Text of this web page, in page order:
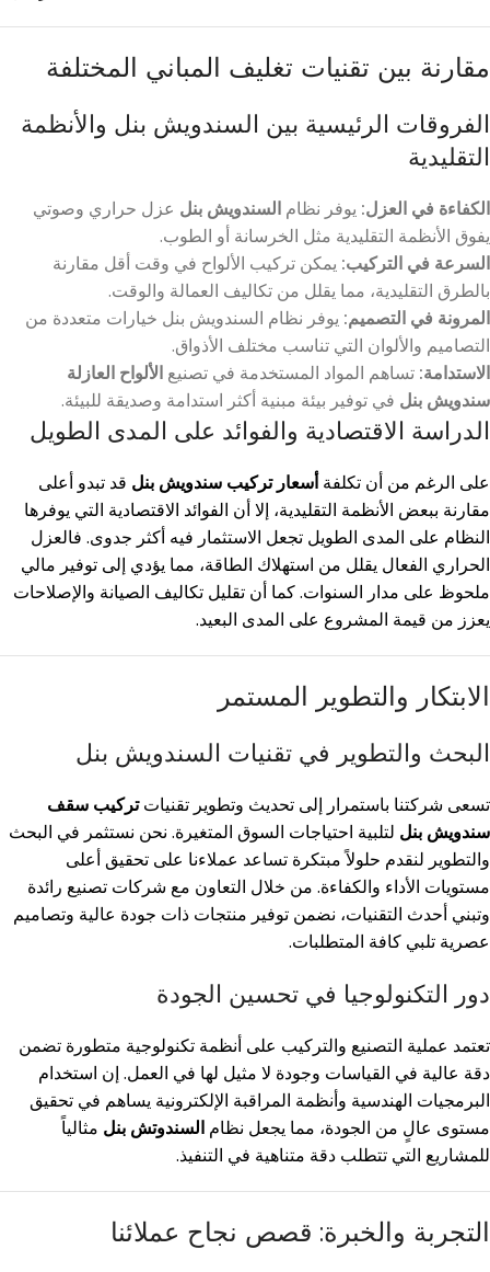
مقارنة بين تقنيات تغليف المباني المختلفة
الفروقات الرئيسية بين السندويش بنل والأنظمة
التقليدية
الكفاءة في العزل: يوفر نظام السندويش بنل عزل حراري وصوتي
يفوق الأنظمة التقليدية مثل الخرسانة أو الطوب.
السرعة في التركيب: يمكن تركيب الألواح في وقت أقل مقارنة
بالطرق التقليدية، مما يقلل من تكاليف العمالة والوقت.
المرونة في التصميم: يوفر نظام السندويش بنل خيارات متعددة من
التصاميم والألوان التي تناسب مختلف الأذواق.
الاستدامة: تساهم المواد المستخدمة في تصنيع الألواح العازلة
سندويش بنل في توفير بيئة مبنية أكثر استدامة وصديقة للبيئة.
الدراسة الاقتصادية والفوائد على المدى الطويل
على الرغم من أن تكلفةأسعار تركيب سندويش بنل قد تبدو أعلى
مقارنة ببعض الأنظمة التقليدية، إلا أن الفوائد الاقتصادية التي يوفرها
النظام على المدى الطويل تجعل الاستثمار فيه أكثر جدوى. فالعزل
الحراري الفعال يقلل من استهلاك الطاقة، مما يؤدي إلى توفير مالي
ملحوظ على مدار السنوات. كما أن تقليل تكاليف الصيانة والإصلاحات
يعزز من قيمة المشروع على المدى البعيد.
الابتكار والتطوير المستمر
البحث والتطوير في تقنيات السندويش بنل
تسعى شركتنا باستمرار إلى تحديث وتطوير تقنياتتركيب سقف
سندويش بنل لتلبية احتياجات السوق المتغيرة. نحن نستثمر في البحث
والتطوير لنقدم حلولاً مبتكرة تساعد عملاءنا على تحقيق أعلى
مستويات الأداء والكفاءة. من خلال التعاون مع شركات تصنيع رائدة
وتبني أحدث التقنيات، نضمن توفير منتجات ذات جودة عالية وتصاميم
عصرية تلبي كافة المتطلبات.
دور التكنولوجيا في تحسين الجودة
تعتمد عملية التصنيع والتركيب على أنظمة تكنولوجية متطورة تضمن
دقة عالية في القياسات وجودة لا مثيل لها في العمل. إن استخدام
البرمجيات الهندسية وأنظمة المراقبة الإلكترونية يساهم في تحقيق
مستوى عالٍ من الجودة، مما يجعل نظام السندوتش بنل مثالياً
للمشاريع التي تتطلب دقة متناهية في التنفيذ.
التجربة والخبرة: قصص نجاح عملائنا